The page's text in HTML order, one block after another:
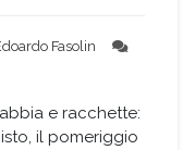
Fasolin
e racchette:
il pomeriggio